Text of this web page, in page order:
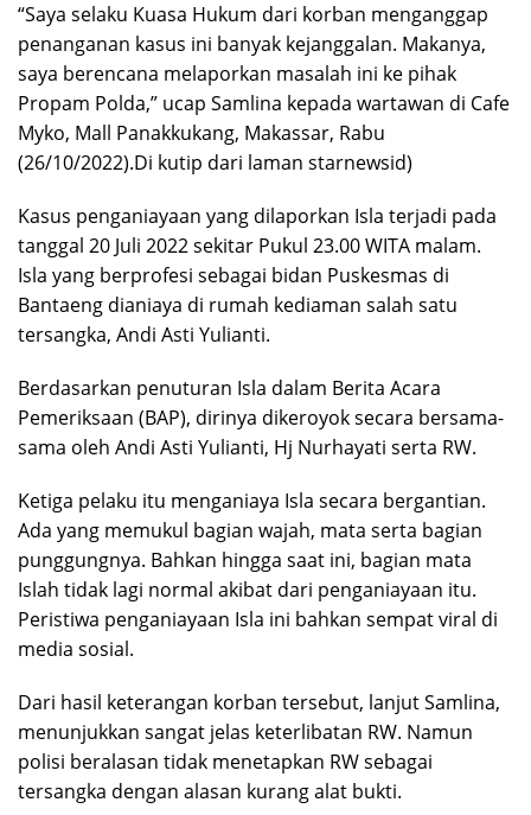
“Saya selaku Kuasa Hukum dari korban menganggap
penanganan kasus ini banyak kejanggalan. Makanya,
saya berencana melaporkan masalah ini ke pihak
Propam Polda,” ucap Samlina kepada wartawan di Cafe
Myko, Mall Panakkukang, Makassar, Rabu
(26/10/2022).Di kutip dari laman starnewsid)
Kasus penganiayaan yang dilaporkan Isla terjadi pada
tanggal 20 Juli 2022 sekitar Pukul 23.00 WITA malam.
Isla yang berprofesi sebagai bidan Puskesmas di
Bantaeng dianiaya di rumah kediaman salah satu
tersangka, Andi Asti Yulianti.
Berdasarkan penuturan Isla dalam Berita Acara
Pemeriksaan (BAP), dirinya dikeroyok secara bersama-
sama oleh Andi Asti Yulianti, Hj Nurhayati serta RW.
Ketiga pelaku itu menganiaya Isla secara bergantian.
Ada yang memukul bagian wajah, mata serta bagian
punggungnya. Bahkan hingga saat ini, bagian mata
Islah tidak lagi normal akibat dari penganiayaan itu.
Peristiwa penganiayaan Isla ini bahkan sempat viral di
media sosial.
Dari hasil keterangan korban tersebut, lanjut Samlina,
menunjukkan sangat jelas keterlibatan RW. Namun
polisi beralasan tidak menetapkan RW sebagai
tersangka dengan alasan kurang alat bukti.